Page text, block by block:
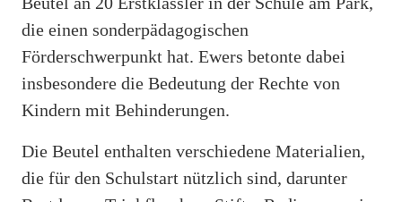
die einen sonderpädagogischen
Förderschwerpunkt hat. Ewers betonte dabei
insbesondere die Bedeutung der Rechte von
Kindern mit Behinderungen.
Die Beutel enthalten verschiedene Materialien,
die für den Schulstart nützlich sind, darunter